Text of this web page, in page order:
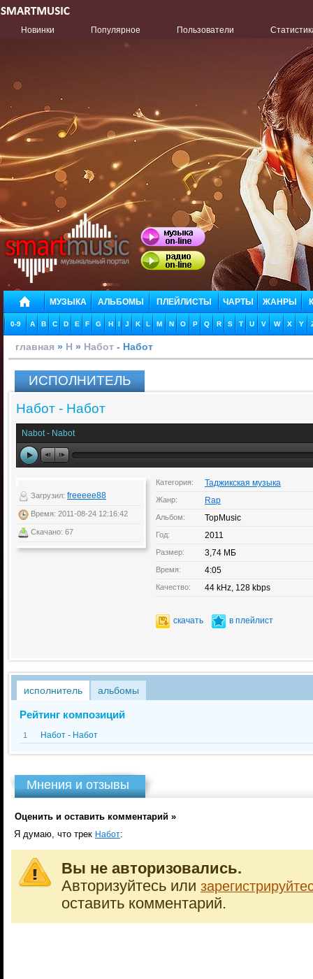
Новинки Популярное Пользователи
МУЗЫКА АЛЬБОМЫ ПЛЕЙЛИСТЫ ЧАРТЫ ЖАНРЫ
0-9 A B C D E F G H I J K L M N O P Q R S T U V W X Y
главная » Н » Набот - Набот
ИСПОЛНИТЕЛЬ
Набот - Набот
Nabot - Nabot
Загрузил: freeeee88
Время: 2011-08-24 12:16:42
Скачано: 67
Категория: Таджикская музыка
Жанр: Rap
Альбом: TopMusic
Год: 2011
Размер: 3,74 МБ
Время: 4:05
Качество: 44 kHz, 128 kbps
скачать в плейлист
исполнитель альбомы
Рейтинг композиций
1 Набот - Набот
Мнения и отзывы
Оценить и оставить комментарий »
Я думаю, что трек Набот:
Вы не авторизовались.
Авторизуйтесь или
оставить комментарий.